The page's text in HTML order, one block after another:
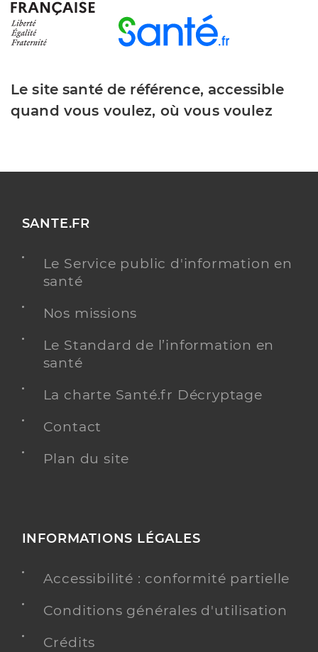
Le site santé de référence, accessible
quand vous voulez, où vous voulez
SANTE.FR
Le Service public d'information en
santé
Nos missions
Le Standard de l’information en
santé
La charte Santé.fr Décryptage
Contact
Plan du site
INFORMATIONS LÉGALES
Accessibilité : conformité partielle
Conditions générales d'utilisation
Crédits